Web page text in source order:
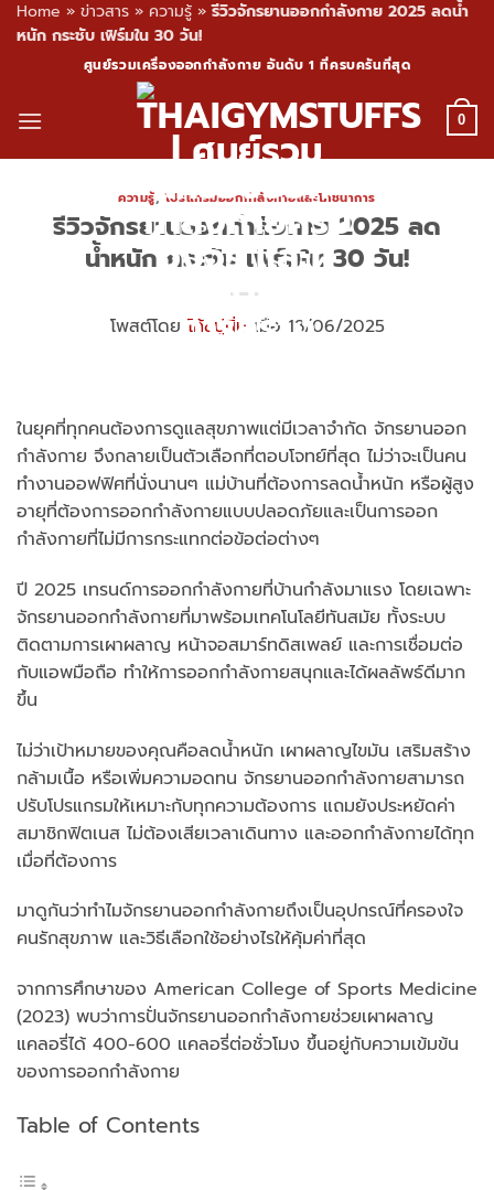
Home » ข่าวสาร » ความรู้ »รีวิวจักรยานออกกำลังกาย 2025 ลดน้ำ
หนัก กระชับ เฟิร์มใน 30 วัน!
content
ศูนย์รวมเครื่องออกกำลังกาย อันดับ 1 ที่ครบครันที่สุด
0
ความรู้,โปรแกรมออกกำลังกายและโภชนาการ
รีวิวจักรยานออกกำลังกาย 2025 ลด
น้ำหนัก กระชับ เฟิร์มใน 30 วัน!
โพสต์โดย โค้ชปูนิ่ม เมื่อ 18/06/2025
ในยุคที่ทุกคนต้องการดูแลสุขภาพแต่มีเวลาจำกัด จักรยานออก
กำลังกาย จึงกลายเป็นตัวเลือกที่ตอบโจทย์ที่สุด ไม่ว่าจะเป็นคน
ทำงานออฟฟิศที่นั่งนานๆ แม่บ้านที่ต้องการลดน้ำหนัก หรือผู้สูง
อายุที่ต้องการออกกำลังกายแบบปลอดภัยและเป็นการออก
กำลังกายที่ไม่มีการกระแทกต่อข้อต่อต่างๆ
ปี 2025 เทรนด์การออกกำลังกายที่บ้านกำลังมาแรง โดยเฉพาะ
จักรยานออกกำลังกายที่มาพร้อมเทคโนโลยีทันสมัย ทั้งระบบ
ติดตามการเผาผลาญ หน้าจอสมาร์ทดิสเพลย์ และการเชื่อมต่อ
กับแอพมือถือ ทำให้การออกกำลังกายสนุกและได้ผลลัพธ์ดีมาก
ขึ้น
ไม่ว่าเป้าหมายของคุณคือลดน้ำหนัก เผาผลาญไขมัน เสริมสร้าง
กล้ามเนื้อ หรือเพิ่มความอดทน จักรยานออกกำลังกายสามารถ
ปรับโปรแกรมให้เหมาะกับทุกความต้องการ แถมยังประหยัดค่า
สมาชิกฟิตเนส ไม่ต้องเสียเวลาเดินทาง และออกกำลังกายได้ทุก
เมื่อที่ต้องการ
มาดูกันว่าทำไมจักรยานออกกำลังกายถึงเป็นอุปกรณ์ที่ครองใจ
คนรักสุขภาพ และวิธีเลือกใช้อย่างไรให้คุ้มค่าที่สุด
จากการศึกษาของ American College of Sports Medicine
(2023) พบว่าการปั่นจักรยานออกกำลังกายช่วยเผาผลาญ
แคลอรี่ได้ 400-600 แคลอรี่ต่อชั่วโมง ขึ้นอยู่กับความเข้มข้น
ของการออกกำลังกาย
Table of Contents